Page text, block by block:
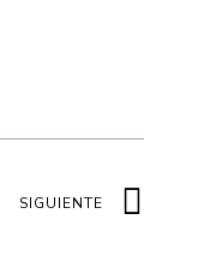
SIGUIENTE